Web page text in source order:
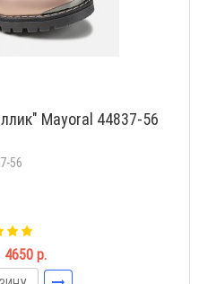
Mayoral 44837-56
56
4650 р.